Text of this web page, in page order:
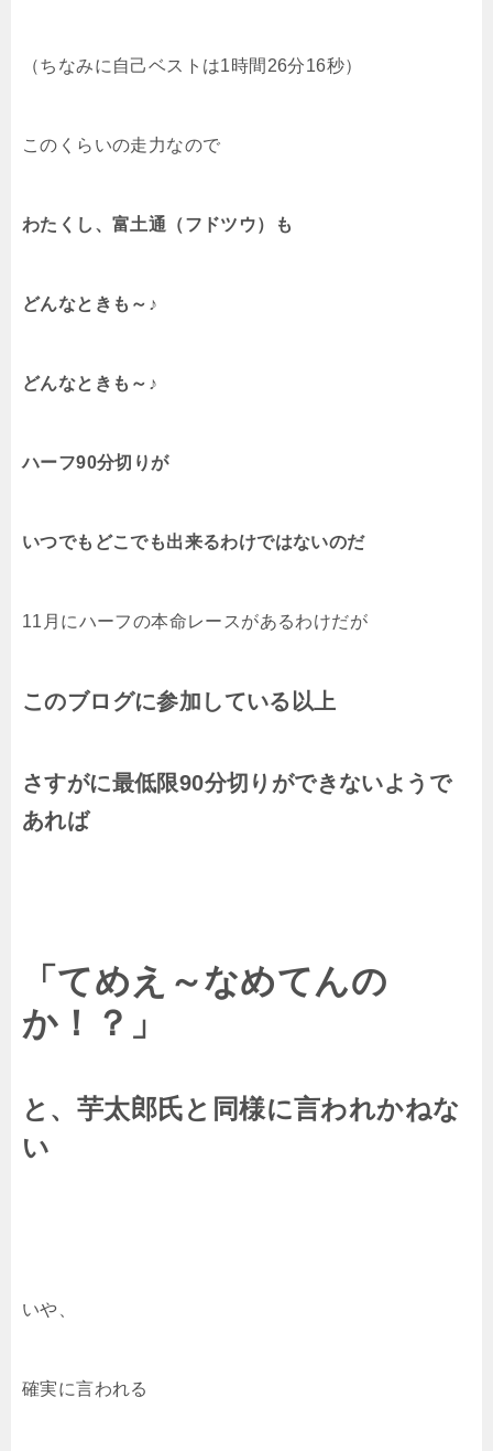
（ちなみに自己ベストは1時間26分16秒）
このくらいの走力なので
わたくし、富土通（フドツウ）も
どんなときも～♪
どんなときも～♪
ハーフ90分切りが
いつでもどこでも出来るわけではないのだ
11月にハーフの本命レースがあるわけだが
このブログに参加している以上
さすがに最低限90分切りができないようで
あれば
「てめえ～なめてんの
か！？」
と、芋太郎氏と同様に言われかねな
い
いや、
確実に言われる